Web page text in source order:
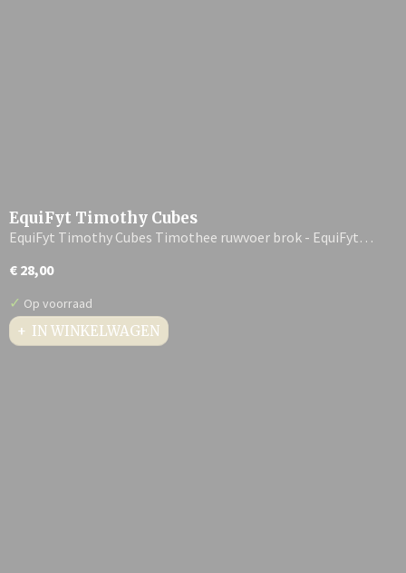
EquiFyt Timothy Cubes
EquiFyt Timothy Cubes Timothee ruwvoer brok - EquiFyt…
€ 28,00
✓ Op voorraad
IN WINKELWAGEN